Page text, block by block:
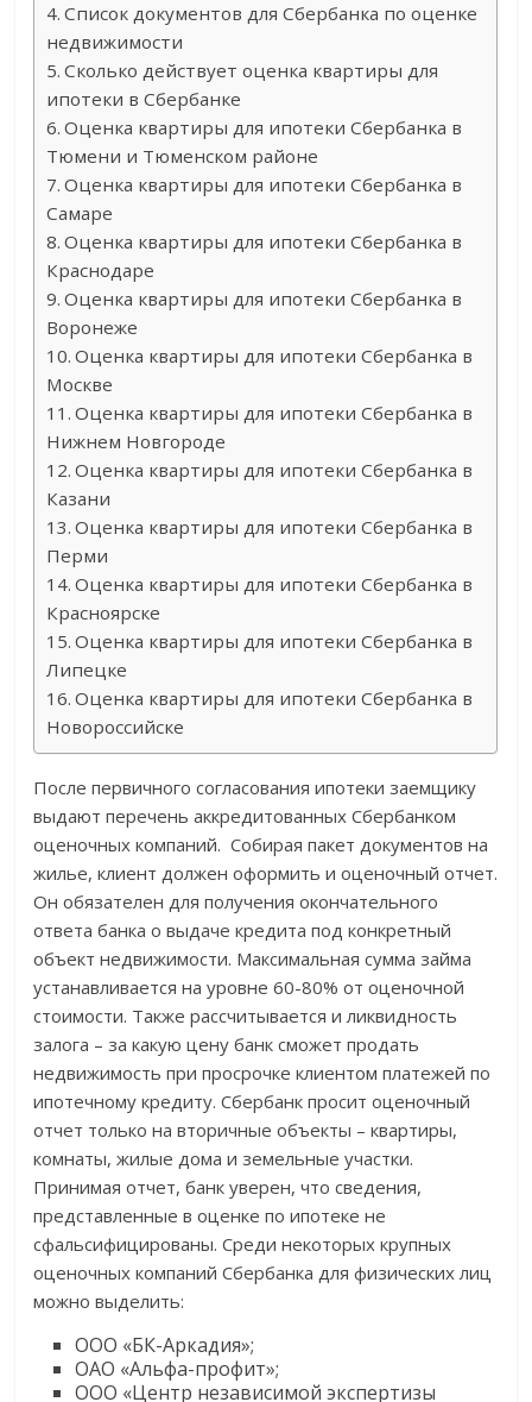
Список документов для Сбербанка по оценке
недвижимости
Сколько действует оценка квартиры для
ипотеки в Сбербанке
Оценка квартиры для ипотеки Сбербанка в
Тюмени и Тюменском районе
Оценка квартиры для ипотеки Сбербанка в
Самаре
Оценка квартиры для ипотеки Сбербанка в
Краснодаре
Оценка квартиры для ипотеки Сбербанка в
Воронеже
Оценка квартиры для ипотеки Сбербанка в
Москве
Оценка квартиры для ипотеки Сбербанка в
Нижнем Новгороде
Оценка квартиры для ипотеки Сбербанка в
Казани
Оценка квартиры для ипотеки Сбербанка в
Перми
Оценка квартиры для ипотеки Сбербанка в
Красноярске
Оценка квартиры для ипотеки Сбербанка в
Липецке
Оценка квартиры для ипотеки Сбербанка в
Новороссийске
После первичного согласования ипотеки заемщику
выдают перечень аккредитованных Сбербанком
оценочных компаний. Собирая пакет документов на
жилье, клиент должен оформить и оценочный отчет.
Он обязателен для получения окончательного
ответа банка о выдаче кредита под конкретный
объект недвижимости. Максимальная сумма займа
устанавливается на уровне 60-80% от оценочной
стоимости. Также рассчитывается и ликвидность
залога – за какую цену банк сможет продать
недвижимость при просрочке клиентом платежей по
ипотечному кредиту. Сбербанк просит оценочный
отчет только на вторичные объекты – квартиры,
комнаты, жилые дома и земельные участки.
Принимая отчет, банк уверен, что сведения,
представленные в оценке по ипотеке не
сфальсифицированы. Среди некоторых крупных
оценочных компаний Сбербанка для физических лиц
можно выделить:
ООО «БК-Аркадия»;
ОАО «Альфа-профит»;
ООО «Центр независимой экспертизы